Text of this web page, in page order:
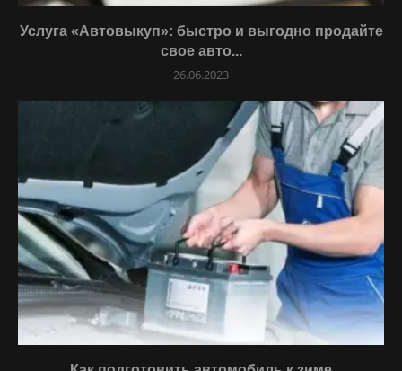
Услуга «Автовыкуп»: быстро и выгодно продайте
свое авто...
26.06.2023